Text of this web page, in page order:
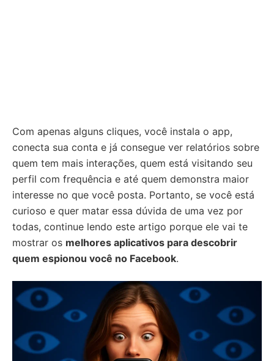
Com apenas alguns cliques, você instala o app,
conecta sua conta e já consegue ver relatórios sobre
quem tem mais interações, quem está visitando seu
perfil com frequência e até quem demonstra maior
interesse no que você posta. Portanto, se você está
curioso e quer matar essa dúvida de uma vez por
todas, continue lendo este artigo porque ele vai te
mostrar os melhores aplicativos para descobrir
quem espionou você no Facebook.